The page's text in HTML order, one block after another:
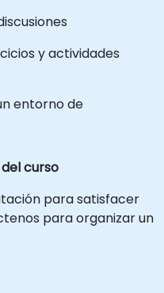
y actividades
entorno de
curso
para satisfacer
para organizar un